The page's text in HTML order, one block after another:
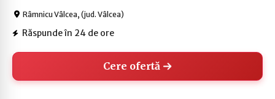
Râmnicu Vâlcea, (jud. Vâlcea)
Răspunde în 24 de ore
Cere ofertă